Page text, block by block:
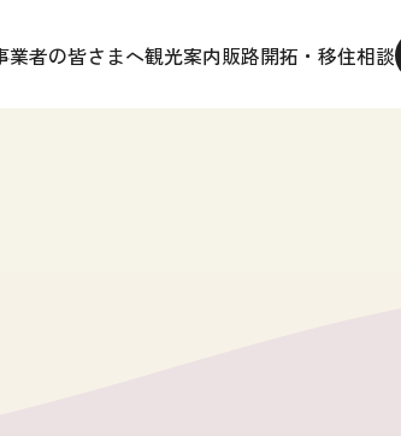
業者の皆さまへ観光案内販路開拓・移住相談